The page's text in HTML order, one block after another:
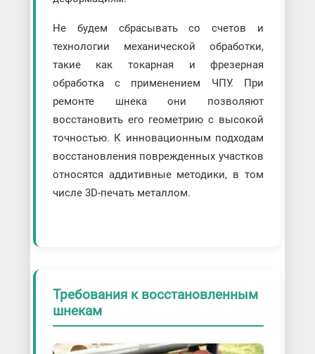
Не будем сбрасывать со счетов и
технологии механической обработки,
такие как токарная и фрезерная
обработка с применением ЧПУ. При
ремонте шнека они позволяют
восстановить его геометрию с высокой
точностью. К инновационным подходам
восстановления поврежденных участков
относятся аддитивные методики, в том
числе 3D-печать металлом.
Требования к восстановленным
шнекам